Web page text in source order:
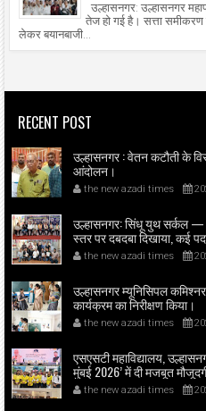
उल्हासनगर: उल्हासनगर
तेज हो गई है। सत्ता समीकरण
लेकर बयानबाजी...
RECENT POST
उल्हासनगर : वेतन कटौती के
आंदोलन।
the new azadi times
उल्हासनगर: सिंधू युथ सर्कल —
स्तर पर दबदबा दिखाया, कई
the new azadi times
उल्हासनगर म्यूनिसिपल
कार्यक्रम का निरीक्षण किया।
the new azadi times
एसएसटी महाविद्यालय,
मुंबई 2026’ में दी मजबूत
मुंबई के एनएससीआई डोम में
प्रसारण उल्हासनगर में भी
the new azadi times